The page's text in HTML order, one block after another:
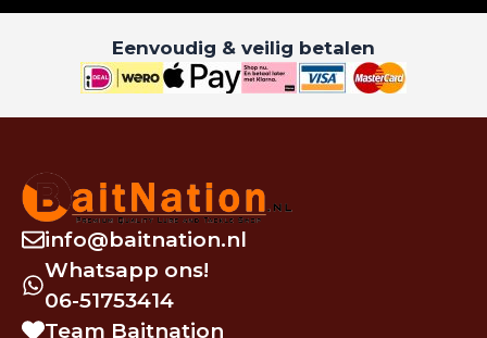
Eenvoudig & veilig betalen
info@baitnation.nl
Whatsapp ons!
06-51753414
Team Baitnation